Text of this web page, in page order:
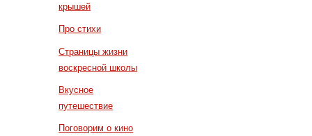
крышей
Про стихи
Страницы жизни
воскресной школы
Вкусное
путешествие
Поговорим о кино